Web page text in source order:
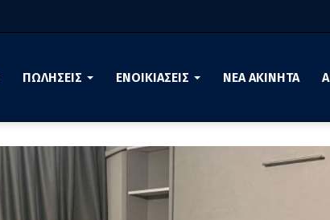
ΠΩΛΗΣΕΙΣ ΕΝΟΙΚΙΑΣΕΙΣ ΝΕΑ ΑΚΙΝΗΤΑ